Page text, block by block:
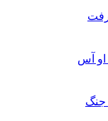
آس
جنگ